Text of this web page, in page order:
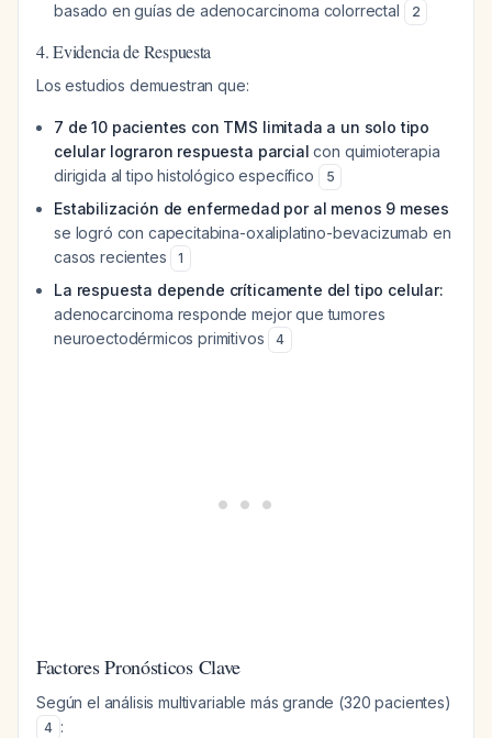
basado en guías de adenocarcinoma colorrectal
2
4. Evidencia de Respuesta
Los estudios demuestran que:
7 de 10 pacientes con TMS limitada a un solo tipo
celular lograron respuesta parcial con quimioterapia
dirigida al tipo histológico específico
5
Estabilización de enfermedad por al menos 9 meses
se logró con capecitabina-oxaliplatino-bevacizumab en
casos recientes
1
La respuesta depende críticamente del tipo celular:
adenocarcinoma responde mejor que tumores
neuroectodérmicos primitivos
4
Factores Pronósticos Clave
Según el análisis multivariable más grande (320 pacientes)
4 :